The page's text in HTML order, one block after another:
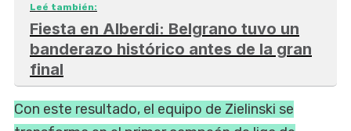
Leé también:
Fiesta en Alberdi: Belgrano tuvo un
banderazo histórico antes de la gran
final
Con este resultado, el equipo de Zielinski se